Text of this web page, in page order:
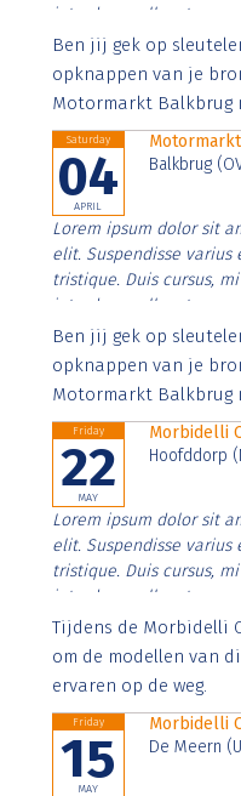
interdum nulla, ut
Aenean faucibus nibh
imperdiet. Nunc ut
Ben jij gek op
opknappen van je
Motormarkt Balkbrug
Saturday
04
APRIL
Balkbrug
Lorem ipsum dolor sit
elit. Suspendisse
tristique. Duis cursus,
interdum nulla, ut
Aenean faucibus nibh
imperdiet. Nunc ut
Ben jij gek op
opknappen van je
Motormarkt Balkbrug
Friday
22
MAY
Morbidelli
Hoofddorp
Lorem ipsum dolor sit
elit. Suspendisse
tristique. Duis cursus,
interdum nulla, ut
Aenean faucibus nibh
imperdiet. Nunc ut
Tijdens de Morbidelli
om de modellen van
ervaren op de weg.
Friday
15
MAY
Morbidelli
De Meern